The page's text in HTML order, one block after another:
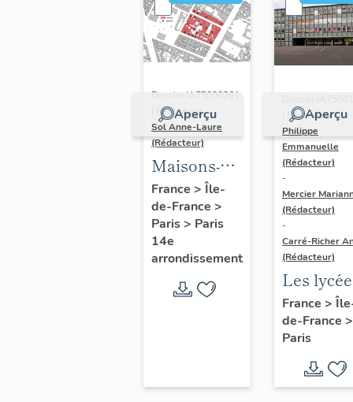
Aperçu
Dossier IA75000261
| Réalisé par
Sol Anne-Laure
(Rédacteur)
Maisons-
immeubles
France > Île-
de-France >
Paris> Paris
14e
arrondissement
Aperçu
| Réalisé par
Philippe
Emmanuelle
(Rédacteur)
-
Mercier
(Rédacteur)
-
Carré-Richer
(Rédacteur)
Les
Jean-
Dondel
Roger
Dhuit
France >
de-France >
Paris